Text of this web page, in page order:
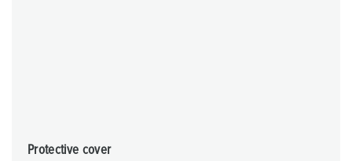
Protective cover